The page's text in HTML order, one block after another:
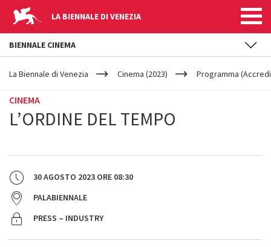
LA BIENNALE DI VENEZIA
YOUR
ARE
La Biennale di Venezia Cinema (2023) Programma
CINEMA
L’ORDINE DEL TEMPO
30 AGOSTO 2023 ORE 08:30
PALABIENNALE
PRESS – INDUSTRY
BIENNALE CINEMA